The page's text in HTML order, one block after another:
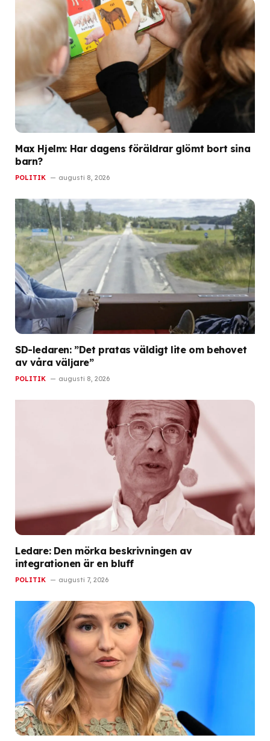
Max Hjelm: Har dagens föräldrar glömt bort sina
barn?
POLITIK augusti 8, 2026
SD-ledaren: ”Det pratas väldigt lite om behovet
av våra väljare”
POLITIK augusti 8, 2026
Ledare: Den mörka beskrivningen av
integrationen är en bluff
POLITIK augusti 7, 2026